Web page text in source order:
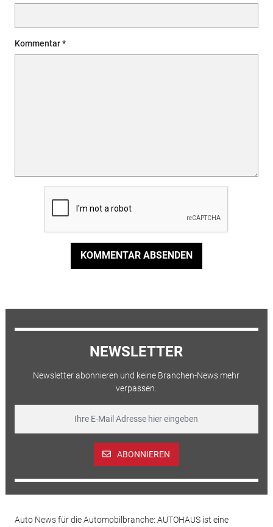
Kommentar
KOMMENTAR ABSENDEN
NEWSLETTER
Newsletter abonnieren und keine Branchen-News mehr
verpassen.
ABONNIEREN
Auto News für die Automobilbranche: AUTOHAUS ist eine